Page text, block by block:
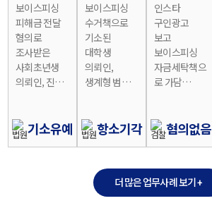
보이스피싱
피해금 전달
혐의로
조사받은
사회초년생
의뢰인, 진술
경위 소명,
현금 자진
기소유예
보이스피싱
수거책으로
기소된
대학생
의뢰인,
생계형 범행
집행유예
선고,
추가 합의로
검사의 항소
기각 확정
항소기각
인스타
구인광고
보고
보이스피싱
자금세탁책으
로 가담
변호인 동석
진술 및
제출로
보이스피싱
가담 부인
혐의없음
더 많은 업무사례 보기 +